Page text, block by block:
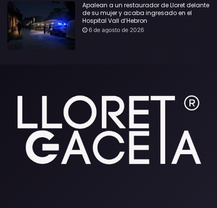
Apalean a un restaurador de Lloret delante
de su mujer y acaba ingresado en el
Hospital Vall d’Hebron
6 de agosto de 2026